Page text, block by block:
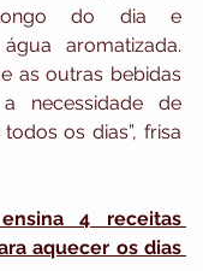
do dia e
aromatizada.
as outras bebidas
necessidade de
os dias”, frisa
4 receitas
aquecer os dias